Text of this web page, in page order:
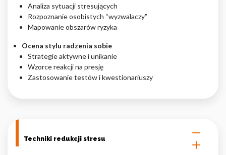
Analiza sytuacji stresujących
Rozpoznanie osobistych “wyzwalaczy”
Mapowanie obszarów ryzyka
Ocena stylu radzenia sobie
Strategie aktywne i unikanie
Wzorce reakcji na presję
Zastosowanie testów i kwestionariuszy
Techniki redukcji stresu